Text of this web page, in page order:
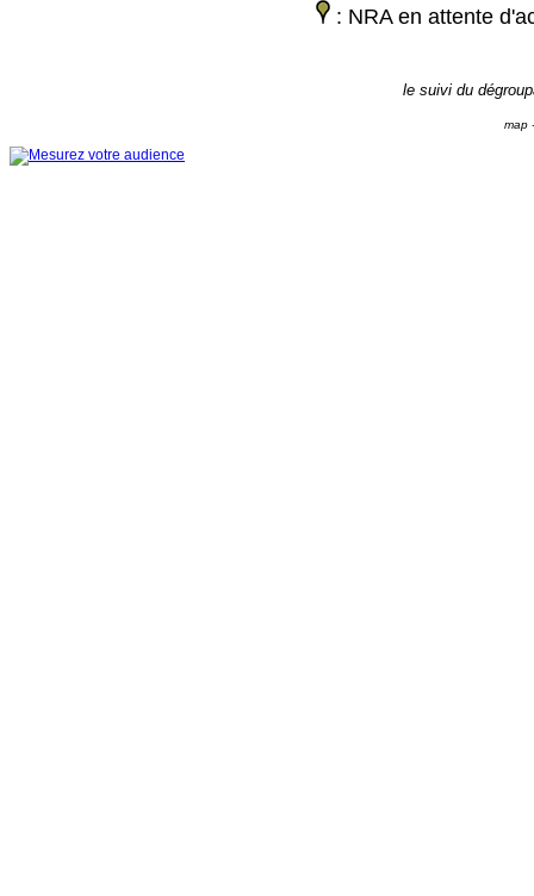
: NRA en attente
le suivi du
map